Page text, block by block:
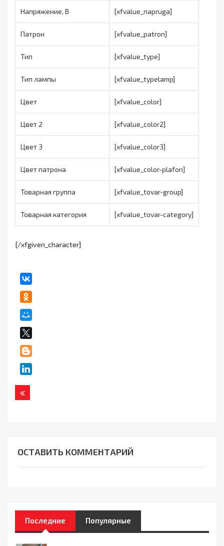
Напряжение, В [xfvalue_napruga]
Патрон [xfvalue_patron]
Тип [xfvalue_type]
Тип лампы [xfvalue_typelamp]
Цвет [xfvalue_color]
Цвет 2 [xfvalue_color2]
Цвет 3 [xfvalue_color3]
Цвет патрона [xfvalue_color-plafon]
Товарная группа [xfvalue_tovar-group]
Товарная категория [xfvalue_tovar-category]
[/xfgiven_character]
ОСТАВИТЬ КОММЕНТАРИЙ
Последние Популярные